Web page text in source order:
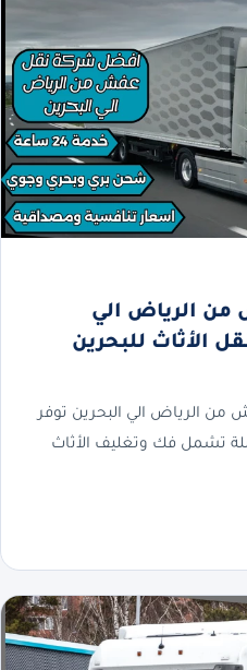
الرياض الي
0568829975 | نقل الأثاث للبحرين
الرياض الي البحرين توفر
تشمل فك وتغليف الأثاث